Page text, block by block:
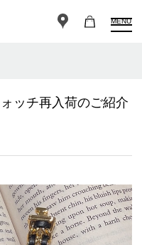
MENU
ッチ再入荷のご紹介